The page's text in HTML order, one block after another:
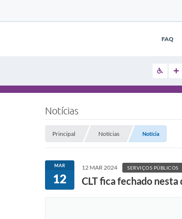
FAQ
Notícias
Principal Notícias Notícia
MAR
12
12 MAR 2024 SERVIÇOS PÚBLICOS
CLT fica fechado